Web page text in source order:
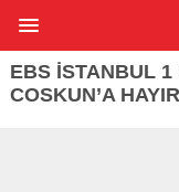
EBS İSTANBUL 1
COSKUN’A